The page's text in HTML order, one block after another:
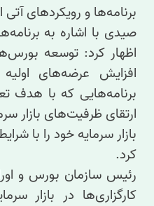
برنامه‌ها و رویکردهای
صیدی با اشاره به
اظهار کرد: توسعه
افزایش عرضه‌های
برنامه‌هایی که با هدف
ارتقای ظرفیت‌های بازار
بازار سرمایه خود را با
کرد.
رئیس سازمان بورس و
کارگزاری‌ها در بازار